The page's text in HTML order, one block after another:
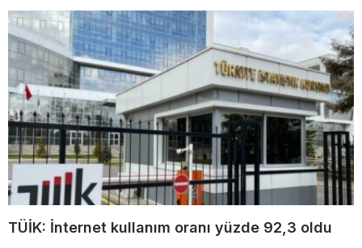
TÜİK: İnternet kullanım oranı yüzde 92,3 oldu